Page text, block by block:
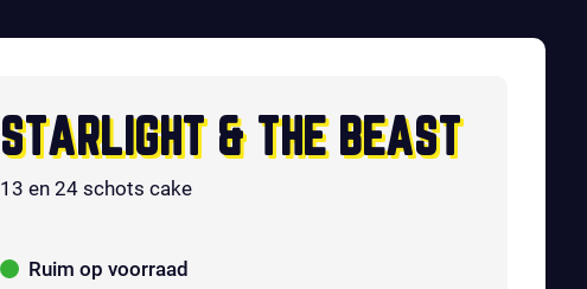
STARLIGHT & THE BEAST
13 en 24 schots cake
Ruim op voorraad